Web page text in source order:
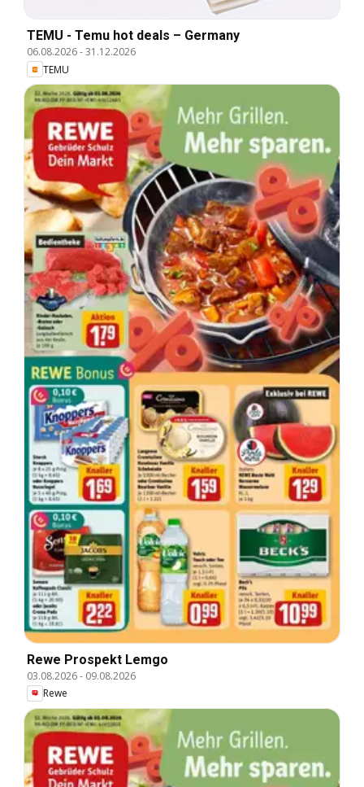
TEMU - Temu hot deals – Germany
06.08.2026-31.12.2026
TEMU
Rewe Prospekt Lemgo
03.08.2026- 09.08.2026
Rewe